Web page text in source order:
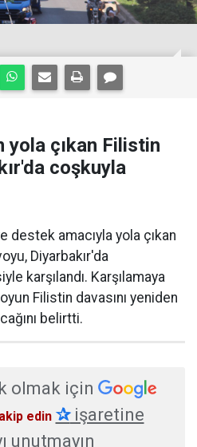
yola çıkan Filistin
coşkuyla
destek amacıyla yola çıkan
Diyarbakır'da
karşılandı. Karşılamaya
Filistin davasını yeniden
belirtti.
olmak için
edin ✰işaretine
unutmayın